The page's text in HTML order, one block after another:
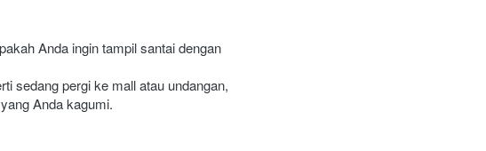
Anda ingin tampil santai dengan
sedang pergi ke mall atau undangan,
Anda kagumi.